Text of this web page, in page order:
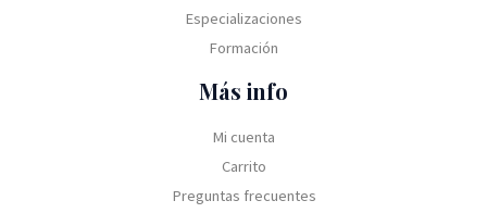
Especializaciones
Formación
Más info
Mi cuenta
Carrito
Preguntas frecuentes